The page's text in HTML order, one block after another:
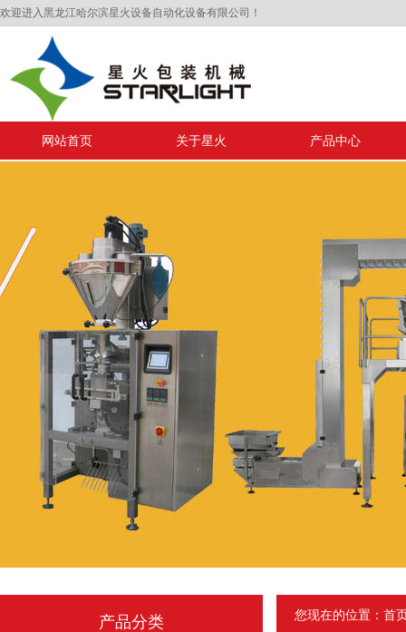
欢迎进入黑龙江哈尔滨星火设备自动化设备有限公司！
网站首页 关于星火 产品中心
产品分类 您现在的位置： 首